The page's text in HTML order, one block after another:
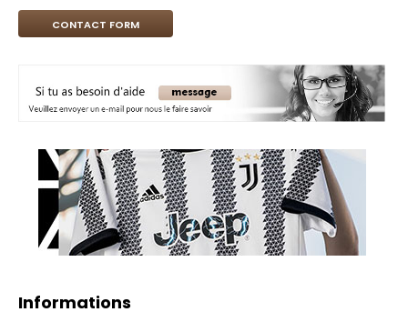
CONTACT FORM
Informations